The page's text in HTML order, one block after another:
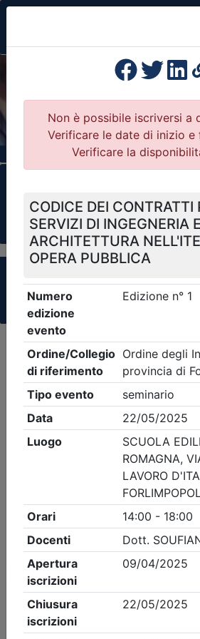
Previous
Il portale della formazione
Collegi
Clicca qui - espandi la
eventi
Criteri di ricerca applicati:
- Tipo Ordine/collegio:Ingegneri
Cesena
- Eventi in programma
Precedente 1
Nessun risultato per i
Esito della ricerca eventi